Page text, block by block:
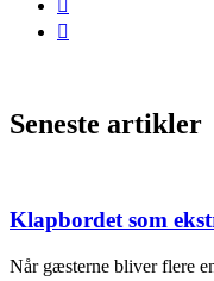
Seneste artikler
Klapbordet som
Når gæsterne bliver flere